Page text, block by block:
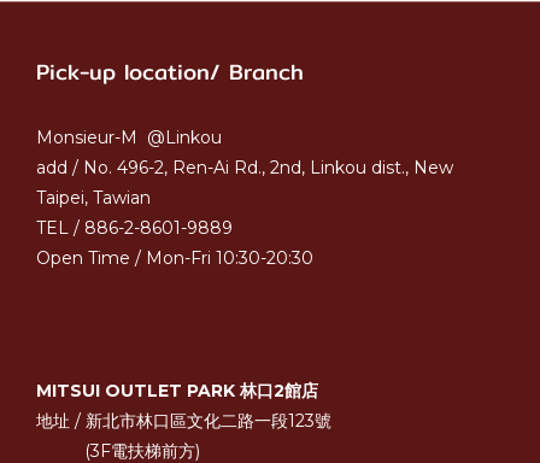
Pick-up location/ Branch
Monsieur-M @Linkou
add / No. 496-2, Ren-Ai Rd., 2nd, Linkou dist., New
Taipei, Tawian
TEL / 886-2-8601-9889
Open Time / Mon-Fri 10:30-20:30
MITSUI OUTLET PARK 林口2館店
地址 / 新北市林口區文化二路一段123號
(3F電扶梯前方)